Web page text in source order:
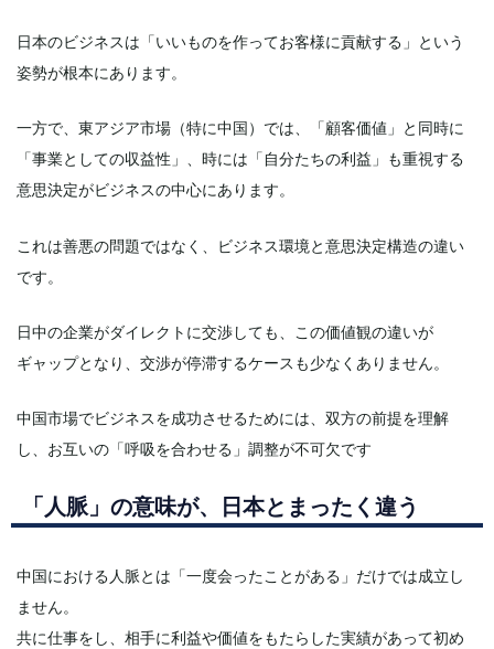
日本のビジネスは「いいものを作ってお客様に貢献する」という
姿勢が根本にあります。
一方で、東アジア市場（特に中国）では、「顧客価値」と同時に
「事業としての収益性」、時には「自分たちの利益」も重視する
意思決定がビジネスの中心にあります。
これは善悪の問題ではなく、ビジネス環境と意思決定構造の違い
です。
日中の企業がダイレクトに交渉しても、この価値観の違いが
ギャップとなり、交渉が停滞するケースも少なくありません。
中国市場でビジネスを成功させるためには、双方の前提を理解
し、お互いの「呼吸を合わせる」調整が不可欠です
「人脈」の意味が、日本とまったく違う
中国における人脈とは「一度会ったことがある」だけでは成立し
ません。
共に仕事をし、相手に利益や価値をもたらした実績があって初め